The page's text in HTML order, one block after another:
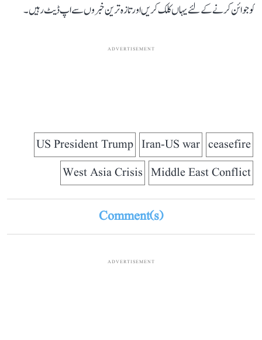
کو جوائن کرنے کے لئے یہاں کلک کریں اور تازہ ترین خبروں سے اپ ڈیٹ رہیں۔
ADVERTISEMENT
ceasefire
Iran-US war
US President Trump
Middle East Conflict
West Asia Crisis
Comment(s)
ADVERTISEMENT